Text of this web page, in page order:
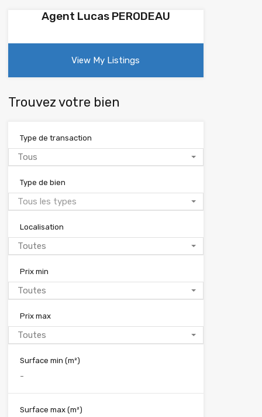
Agent Lucas PERODEAU
View My Listings
Trouvez votre bien
Type de transaction
Tous
Type de bien
Tous les types
Localisation
Toutes
Prix min
Toutes
Prix max
Toutes
Surface min (m²)
Surface max (m²)